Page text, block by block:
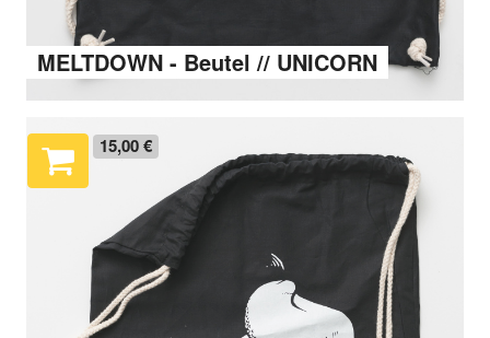
MELTDOWN - Beutel // UNICORN
15,00 €